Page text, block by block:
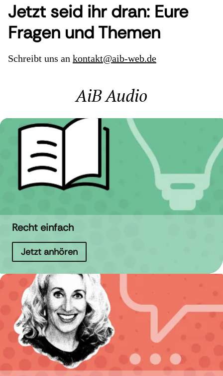
Jetzt seid ihr dran: Eure
Fragen und Themen
Schreibt uns an kontakt@aib-web.de
AiB Audio
Recht einfach
Jetzt anhören